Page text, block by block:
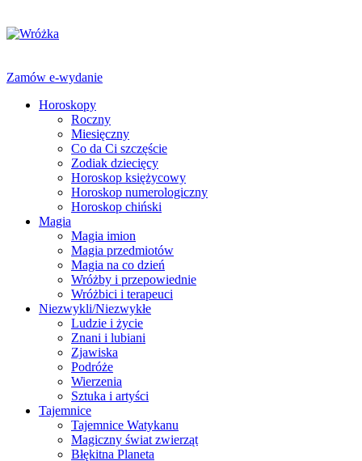
Zamów e-wydanie
Horoskopy
Roczny
Miesięczny
Co da Ci szczęście
Zodiak dziecięcy
Horoskop księżycowy
Horoskop numerologiczny
Horoskop chiński
Magia
Magia imion
Magia przedmiotów
Magia na co dzień
Wróżby i przepowiednie
Wróżbici i terapeuci
Niezwykli/Niezwykłe
Ludzie i życie
Znani i lubiani
Zjawiska
Podróże
Wierzenia
Sztuka i artyści
Tajemnice
Tajemnice Watykanu
Magiczny świat zwierząt
Błękitna Planeta